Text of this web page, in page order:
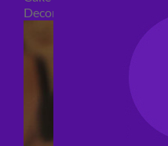
Decori per torte